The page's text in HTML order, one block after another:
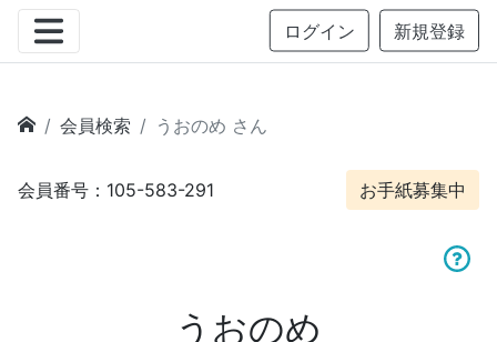
ログイン 新規登録
会員検索 うおのめ さん
会員番号：105-583-291 お手紙募集中
うおのめ